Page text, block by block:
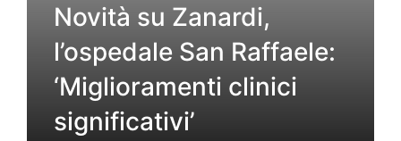
Novità su Zanardi,
l’ospedale San Raffaele:
‘Miglioramenti clinici
significativi’